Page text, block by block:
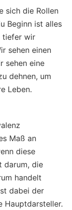
sich die Rollen
Beginn ist alles
tiefer wir
sehen einen
sehen eine
dehnen, um
Leben.
Maß an
diese
darum, die
handelt
dabei der
Hauptdarsteller.